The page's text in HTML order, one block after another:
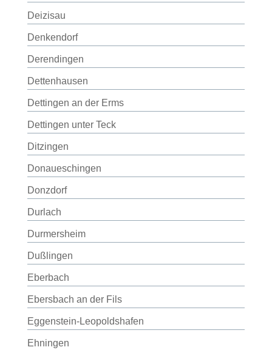
Deizisau
Denkendorf
Derendingen
Dettenhausen
Dettingen an der Erms
Dettingen unter Teck
Ditzingen
Donaueschingen
Donzdorf
Durlach
Durmersheim
Dußlingen
Eberbach
Ebersbach an der Fils
Eggenstein-Leopoldshafen
Ehningen